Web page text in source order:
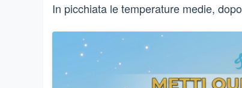
In picchiata le temperature medie,